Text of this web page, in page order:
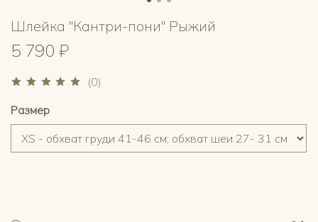
(0)
Шлейка "Кантри-пони" Рыжий
5 790 ₽
Размер